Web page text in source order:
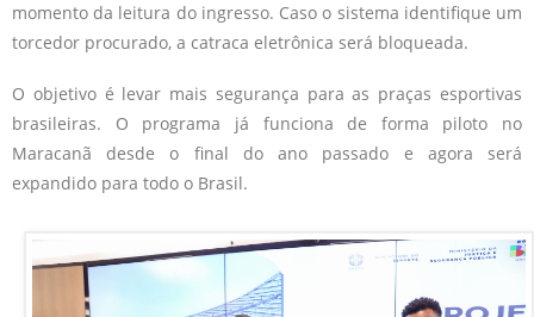
momento da leitura do ingresso. Caso o sistema identifique um
torcedor procurado, a catraca eletrônica será bloqueada.
O objetivo é levar mais segurança para as praças esportivas
brasileiras. O programa já funciona de forma piloto no
Maracanã desde o final do ano passado e agora será
expandido para todo o Brasil.